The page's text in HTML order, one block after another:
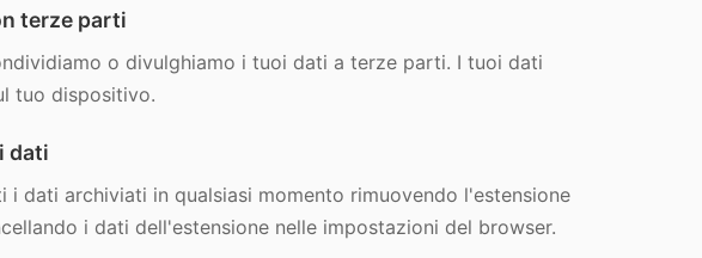
terze parti
o divulghiamo i tuoi dati a terze parti. I tuoi dati
tuo dispositivo.
dati
i dati archiviati in qualsiasi momento rimuovendo l'estensione
i dati dell'estensione nelle impostazioni del browser.